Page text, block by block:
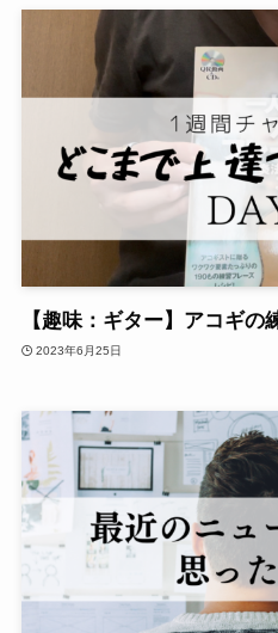
【趣味：ギター】アコギの
2023年6月25日